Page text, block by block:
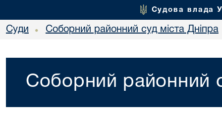
Судова влада
Суди • Соборний районний суд міста Дніпра
Соборний районний